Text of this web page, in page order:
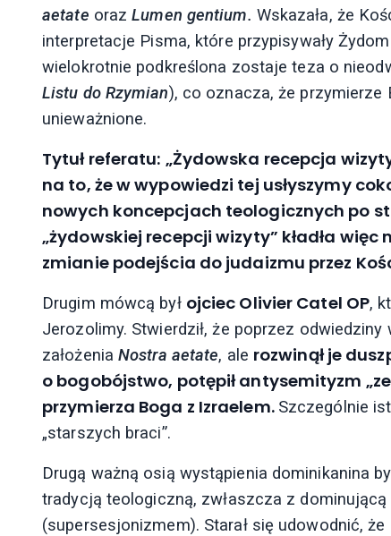
aetate orazLumen gentium. Wskazała, że
interpretacje Pisma, które przypisywały
wielokrotnie podkreślona zostaje teza o
Listu do Rzymian), co oznacza, że przymierze
unieważnione.
Tytuł referatu: „Żydowska recepcja
na to, że w wypowiedzi tej usłyszymy
nowych koncepcjach teologicznych po
„żydowskiej recepcji wizyty” kładła
zmianie podejścia do judaizmu przez
Drugim mówcą był ojciec Olivier Catel OP,
Jerozolimy. Stwierdził, że poprzez
założenia Nostra aetate, ale rozwinął je
o bogobójstwo, potępił antysemityzm
przymierza Boga z Izraelem. Szczególnie
„starszych braci”.
Drugą ważną osią wystąpienia dominikanina
tradycją teologiczną, zwłaszcza z
(supersesjonizmem). Starał się udowodnić,